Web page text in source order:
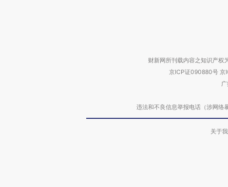
财新网所刊载内容之知识产权
京ICP证090880号 京
违法和不良信息举报电话（涉网
关于